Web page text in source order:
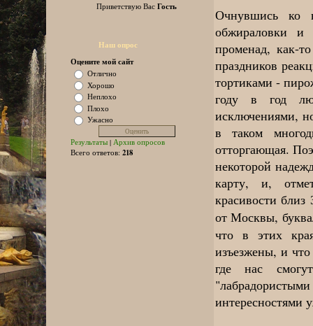
Приветствую Вас Гость
Наш опрос
Оцените мой сайт
Отлично
Хорошо
Неплохо
Плохо
Ужасно
Результаты| Архив опросов
Всего ответов: 218
Очнувшись ко
обжираловки и
променад, как-
праздников
тортиками -
году в год
исключениями,
в таком
отторгающая.
некоторой
карту, и,
красивости
от Москвы,
что в этих
изъезжены, и
где нас
интересностями